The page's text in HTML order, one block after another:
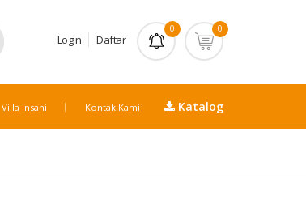
Login Daftar
0 0
Villa Insani Kontak Kami Katalog